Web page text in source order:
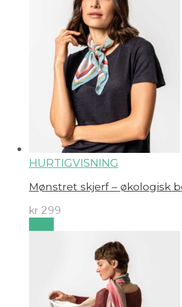
HURTIGVISNING
Mønstret skjerf – økologisk
kr 299